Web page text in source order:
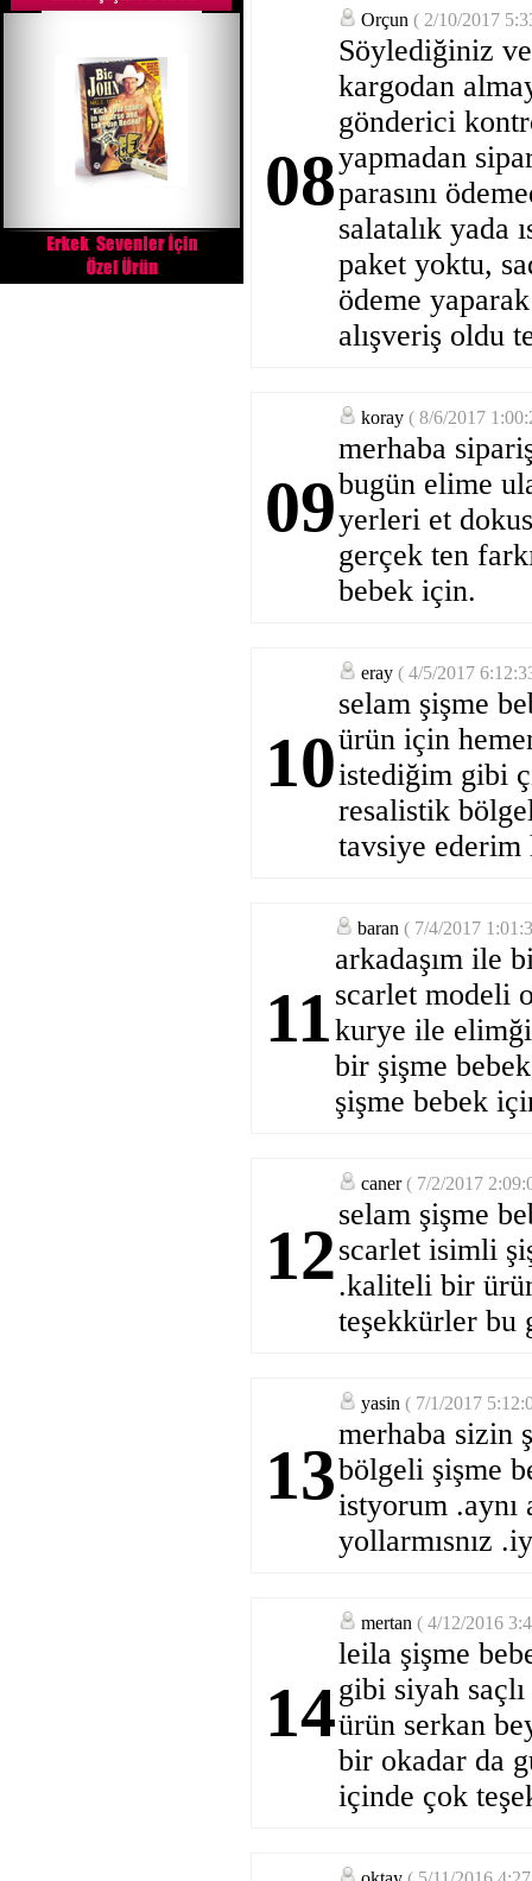
08
Orçun ( 2/10/2017
Söylediğiniz
kargodan
gönderici
yapmadan
parasını
salatalık yada
paket yoktu,
ödeme
alışveriş oldu
09
koray ( 8/6/2017
merhaba
bugün elime
yerleri et
gerçek ten
bebek için.
10
eray ( 4/5/2017
selam şişme
ürün için
istediğim gibi
resalistik
tavsiye ederim
11
baran ( 7/4/2017
arkadaşım ile
scarlet modeli
kurye ile
bir şişme
şişme bebek
12
caner ( 7/2/2017
selam şişme
scarlet isimli
.kaliteli bir
teşekkürler bu
13
yasin ( 7/1/2017
merhaba sizin
bölgeli şişme
istyorum .aynı
yollarmısnız
14
mertan ( 4/12/2016
leila şişme
gibi siyah
ürün serkan
bir okadar da
içinde çok